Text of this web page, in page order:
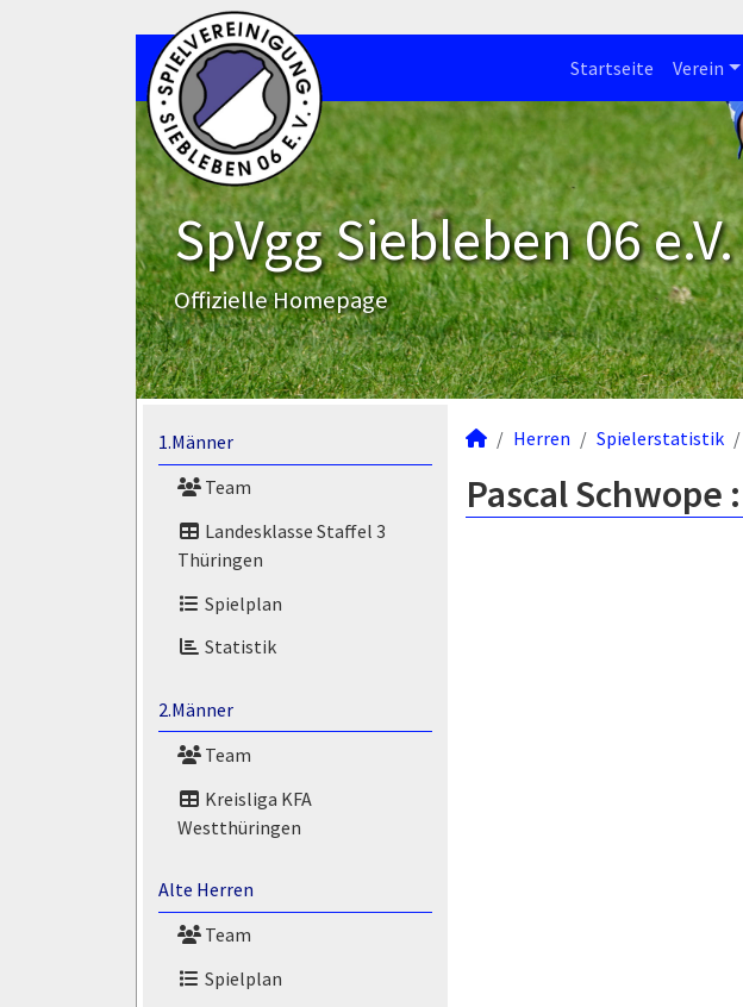
Startseite Verein
SpVgg Siebleben 06 e.V.
Offizielle Homepage
1.Männer
Team
Landesklasse Staffel 3
Thüringen
Spielplan
Statistik
2.Männer
Team
Kreisliga KFA
Westthüringen
Alte Herren
Team
Spielplan
Herren Spielerstatistik
Pascal Schwope